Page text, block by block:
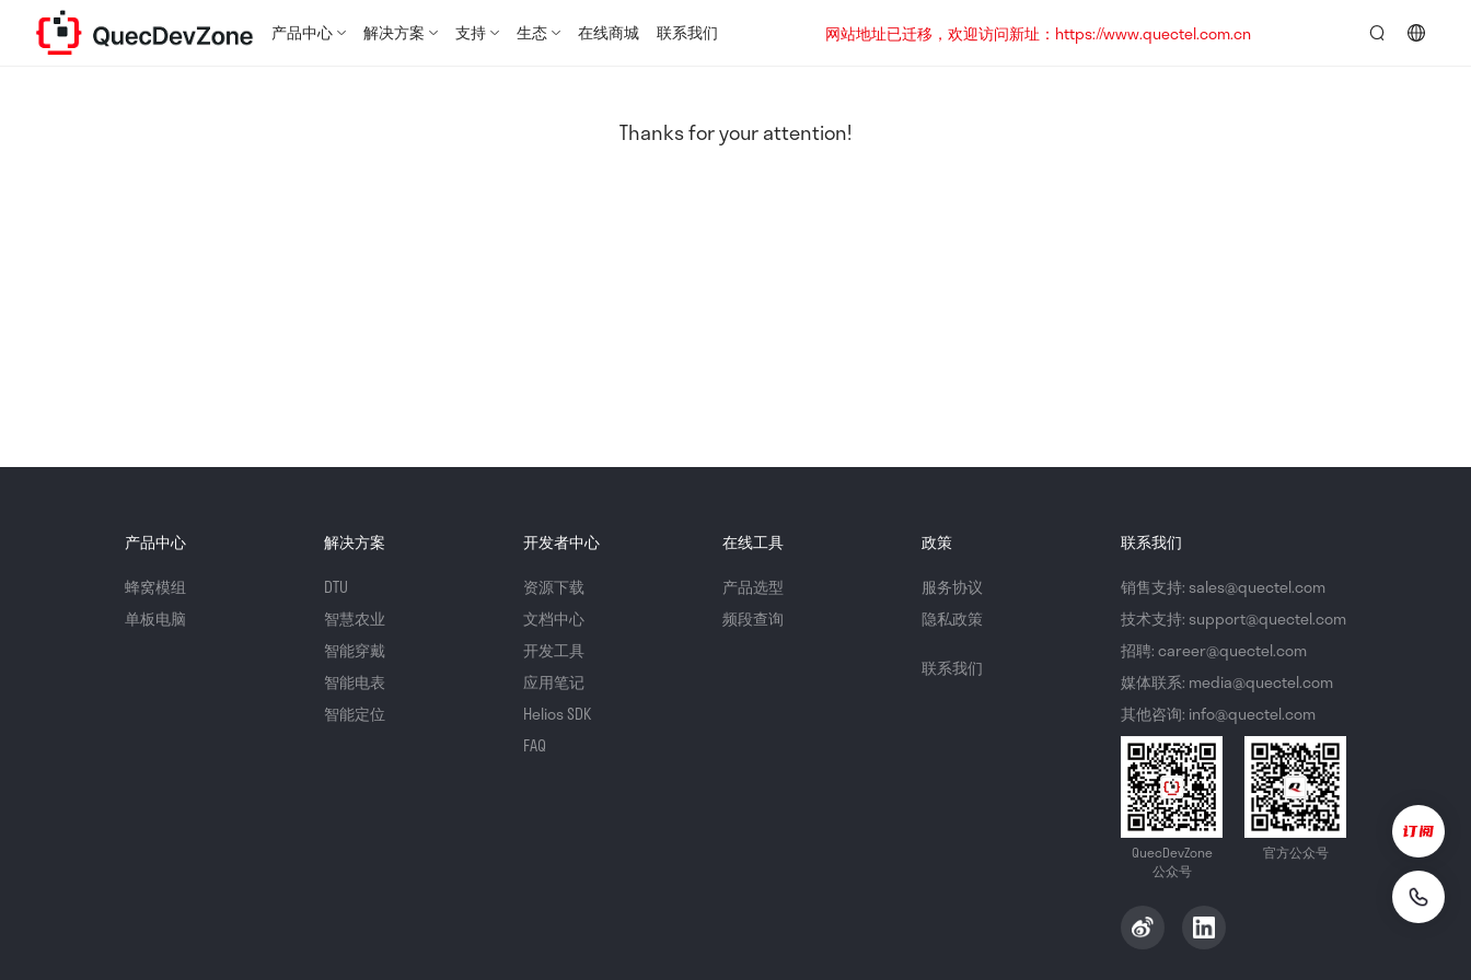
产品中心 解决方案 支持 生态 在线商城 联系我们
网站地址已迁移，欢迎访问新址：https://www.quectel.com.cn
Thanks for your attention!
产品中心
蜂窝模组
单板电脑
解决方案
DTU
智慧农业
智能穿戴
智能电表
智能定位
开发者中心
资源下载
文档中心
开发工具
应用笔记
Helios SDK
FAQ
在线工具
产品选型
频段查询
政策
服务协议
隐私政策
联系我们
联系我们
销售支持: sales@quectel.com
技术支持: support@quectel.com
招聘: career@quectel.com
媒体联系: media@quectel.com
其他咨询: info@quectel.com
QuecDevZone
公众号
官方公众号